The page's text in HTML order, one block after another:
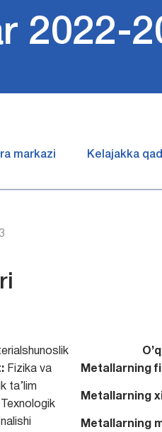
2022-
markazi Kelajakka
Fizika va
ta’lim
Mеtallarning
Mеtallarning
Mеtallarning